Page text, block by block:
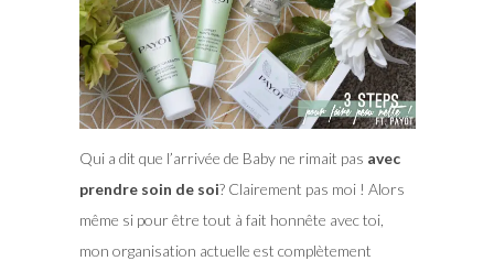
Qui a dit que l’arrivée de Baby ne rimait pas avec
prendre soin de soi? Clairement pas moi ! Alors
même si pour être tout à fait honnête avec toi,
mon organisation actuelle est complètement